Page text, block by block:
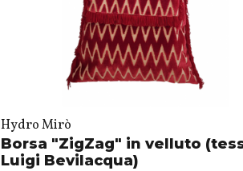
Hydro Mirò
Borsa "ZigZag" in velluto
Luigi Bevilacqua)